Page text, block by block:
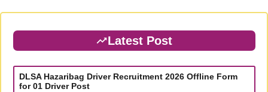
Latest Post
DLSA Hazaribag Driver Recruitment 2026 Offline Form
for 01 Driver Post